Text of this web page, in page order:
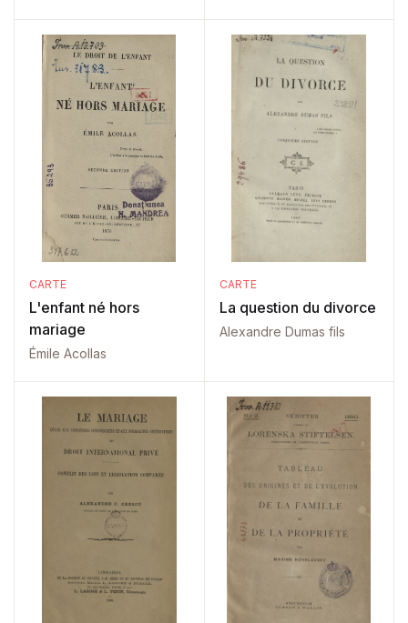
CARTE
L'enfant né hors
mariage
Émile Acollas
CARTE
La question du divorce
Alexandre Dumas fils